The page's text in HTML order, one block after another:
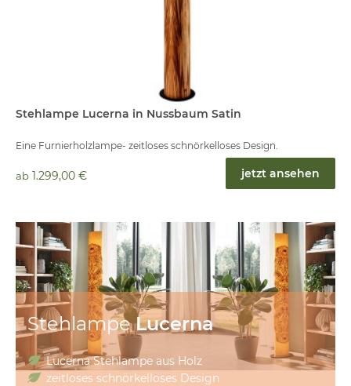
Stehlampe Lucerna in Nussbaum Satin
Eine Furnierholzlampe- zeitloses schnörkelloses Design.
ab 1.299,00 € jetzt ansehen
StehlampeLucerna
Lucerna Stehlampe aus Holz
zeitloses schnörkelloses Design